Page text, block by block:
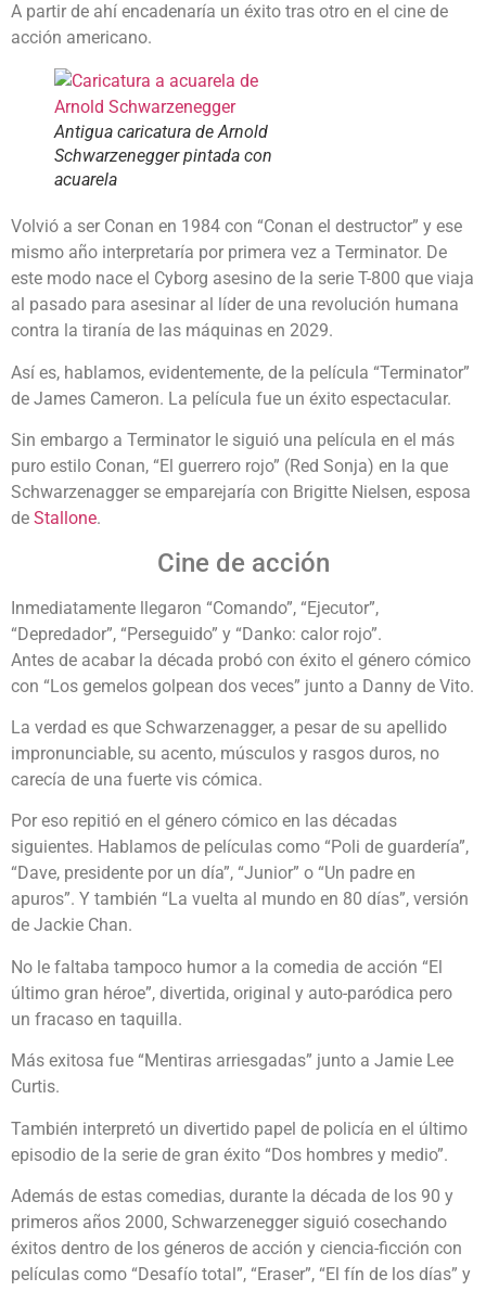
A partir de ahí encadenaría un éxito tras otro en el cine de
acción americano.
Antigua caricatura de Arnold
Schwarzenegger pintada con
acuarela
Volvió a ser Conan en 1984 con “Conan el destructor” y ese
mismo año interpretaría por primera vez a Terminator. De
este modo nace el Cyborg asesino de la serie T-800 que viaja
al pasado para asesinar al líder de una revolución humana
contra la tiranía de las máquinas en 2029.
Así es, hablamos, evidentemente, de la película “Terminator”
de James Cameron. La película fue un éxito espectacular.
Sin embargo a Terminator le siguió una película en el más
puro estilo Conan, “El guerrero rojo” (Red Sonja) en la que
Schwarzenagger se emparejaría con Brigitte Nielsen, esposa
de Stallone.
Cine de acción
Inmediatamente llegaron “Comando”, “Ejecutor”,
“Depredador”, “Perseguido” y “Danko: calor rojo”.
Antes de acabar la década probó con éxito el género cómico
con “Los gemelos golpean dos veces” junto a Danny de Vito.
La verdad es que Schwarzenagger, a pesar de su apellido
impronunciable, su acento, músculos y rasgos duros, no
carecía de una fuerte vis cómica.
Por eso repitió en el género cómico en las décadas
siguientes. Hablamos de películas como “Poli de guardería”,
“Dave, presidente por un día”, “Junior” o “Un padre en
apuros”. Y también “La vuelta al mundo en 80 días”, versión
de Jackie Chan.
No le faltaba tampoco humor a la comedia de acción “El
último gran héroe”, divertida, original y auto-paródica pero
un fracaso en taquilla.
Más exitosa fue “Mentiras arriesgadas” junto a Jamie Lee
Curtis.
También interpretó un divertido papel de policía en el último
episodio de la serie de gran éxito “Dos hombres y medio”.
Además de estas comedias, durante la década de los 90 y
primeros años 2000, Schwarzenegger siguió cosechando
éxitos dentro de los géneros de acción y ciencia-ficción con
películas como “Desafío total”, “Eraser”, “El fín de los días” y